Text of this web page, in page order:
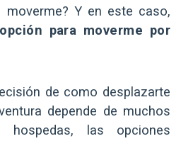
Y en este caso,
para moverme por
de como desplazarte
depende de muchos
las opciones